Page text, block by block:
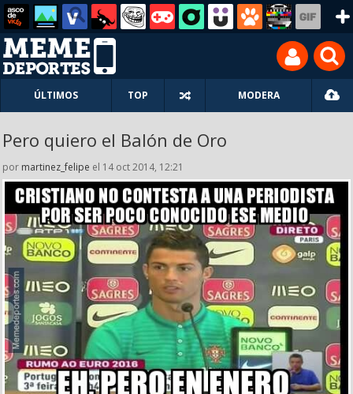
ÚLTIMOS TOP MODERA
Pero quiero el Balón de Oro
por martinez_felipe el 14 oct 2014, 12:21